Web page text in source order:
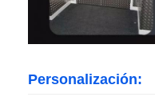
Personalización: